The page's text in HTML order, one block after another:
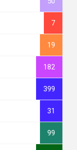
7
19
182
399
31
99